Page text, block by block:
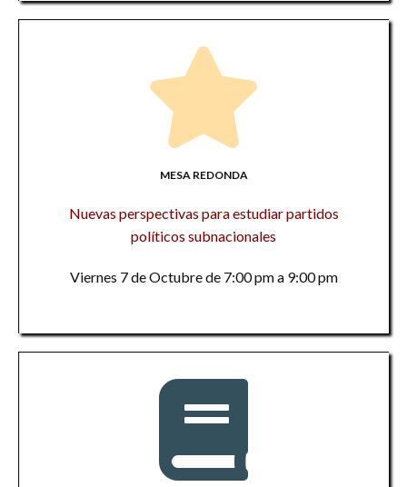
MESA REDONDA
Nuevas perspectivas para estudiar partidos
políticos subnacionales
Viernes 7 de Octubre de 7:00 pm a 9:00 pm